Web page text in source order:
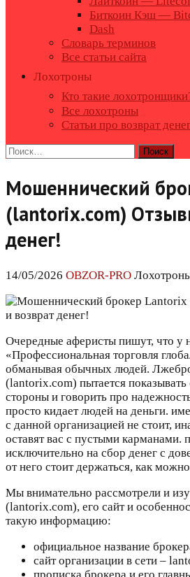
Биткоин Кэш —
Dash
Словарь терминов
Все статьи сайта
Лохотроны
Кто такие
Все лохотроны
Статьи про возврат
Найти:
Мошеннический
(lantorix.com)
денег!
14/05/2026 OBZOR-PRO
Очередные аферисты пишут, что у
«Профессиональная торговля
обманывая обычных людей.
(lantorix.com) пытается
стороны и говорить про
просто кидает людей на деньги.
с данной организацией не стоит,
оставят вас с пустыми карманами.
исключительно на сбор денег с
от него стоит держаться, как
Мы внимательно рассмотрели и
(lantorix.com), его сайт и
такую информацию:
официальное название
сайт организации в сети –